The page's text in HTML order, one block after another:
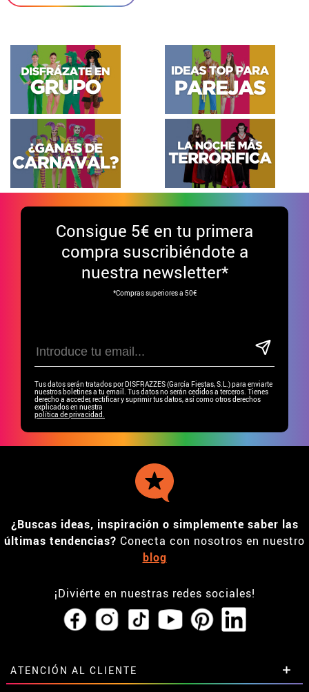
Consigue 5€ en tu primera
compra suscribiéndote a
nuestra newsletter*
*Compras superiores a 50€
Tus datos serán tratados por DISFRAZZES (García Fiestas, S.L.) para enviarte
nuestros boletines a tu email. Tus datos no serán cedidos a terceros. Tienes
derecho a acceder, rectificar y suprimir tus datos, así como otros derechos
explicados en nuestra
política de privacidad.
¿Buscas ideas, inspiración o simplemente saber las
últimas tendencias? Conecta con nosotros en nuestro
blog
¡Diviérte en nuestras redes sociales!
ATENCIÓN AL CLIENTE